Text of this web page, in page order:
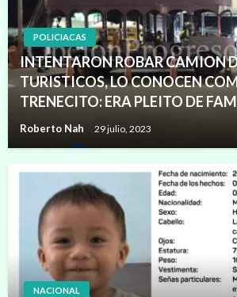
POLICIACAS
INTENTARON ROBAR CAMION
TURISTICOS, LO CONOCEN
TRENECITO: ERA PLEITO DE
Roberto Nah 29 julio, 2023
NACIONAL